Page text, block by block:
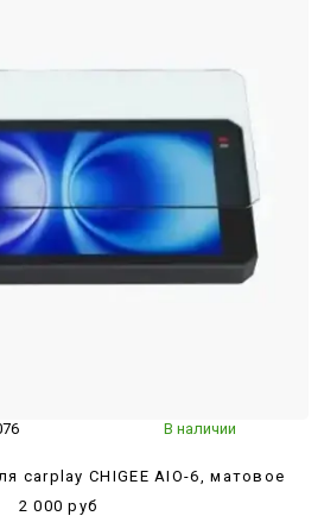
В наличии
carplay CHIGEE AIO-6, матовое
2 000 руб